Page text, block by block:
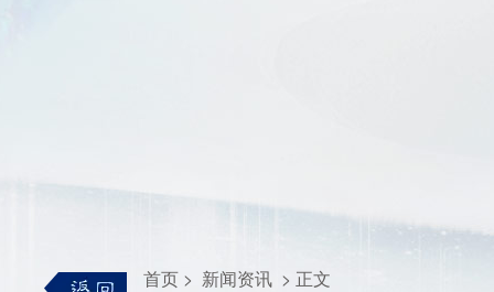
首页 > 新闻资讯 > 正文